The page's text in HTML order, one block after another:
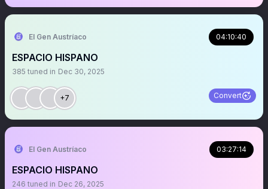
El Gen Austríaco 04:10:40
ESPACIO HISPANO
385 tuned in Dec 30, 2025
+7 Convert
El Gen Austríaco 03:27:14
ESPACIO HISPANO
246 tuned in Dec 26, 2025